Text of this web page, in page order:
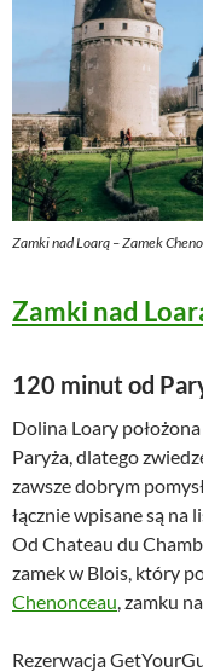
Zamki nad Loarą – Zamek
Zamki nad
120 minut od
Dolina Loary
Paryża, dlatego
zawsze dobrym
łącznie wpisane są na
Od Chateau du
zamek w Blois, który
Chenonceau , zamku
Rezerwacja